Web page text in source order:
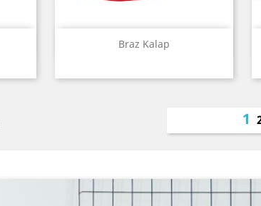
Braz Kalap
Előnézet
1